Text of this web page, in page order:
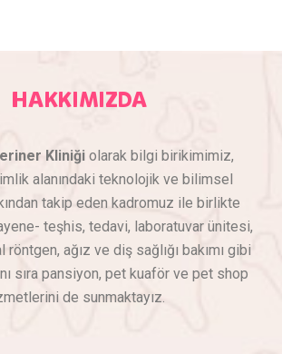
HAKKIMIZDA
Kliniği olarak bilgi birikimimiz,
alanındaki teknolojik ve bilimsel
takip eden kadromuz ile birlikte
teşhis, tedavi, laboratuvar ünitesi,
ağız ve diş sağlığı bakımı gibi
sıra pansiyon, pet kuaför ve pet shop
de sunmaktayız.